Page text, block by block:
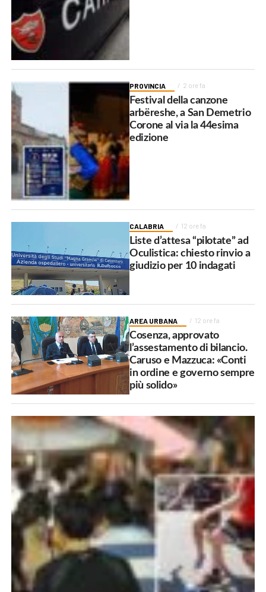
PROVINCIA 2 ore fa
Festival della canzone
arbëreshe, a San Demetrio
Corone al via la 44esima
edizione
CALABRIA 12 ore fa
Liste d’attesa “pilotate” ad
Oculistica: chiesto rinvio a
giudizio per 10 indagati
AREA URBANA 12 ore fa
Cosenza, approvato
l’assestamento di bilancio.
Caruso e Mazzuca: «Conti
in ordine e governo sempre
più solido»